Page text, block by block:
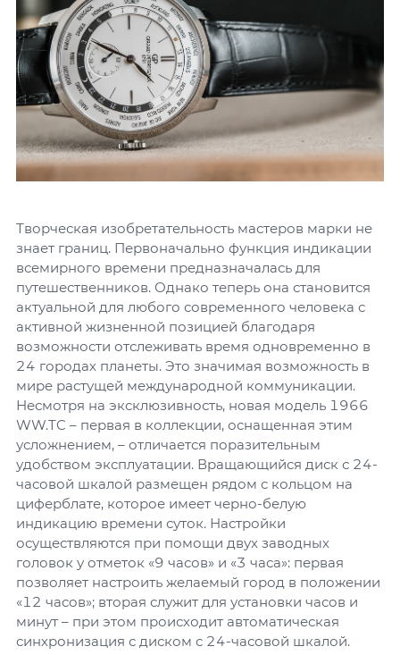
Творческая изобретательность мастеров марки не
знает границ. Первоначально функция индикации
всемирного времени предназначалась для
путешественников. Однако теперь она становится
актуальной для любого современного человека с
активной жизненной позицией благодаря
возможности отслеживать время одновременно в
24 городах планеты. Это значимая возможность в
мире растущей международной коммуникации.
Несмотря на эксклюзивность, новая модель 1966
WW.TC – первая в коллекции, оснащенная этим
усложнением, – отличается поразительным
удобством эксплуатации. Вращающийся диск с 24-
часовой шкалой размещен рядом с кольцом на
циферблате, которое имеет черно-белую
индикацию времени суток. Настройки
осуществляются при помощи двух заводных
головок у отметок «9 часов» и «3 часа»: первая
позволяет настроить желаемый город в положении
«12 часов»; вторая служит для установки часов и
минут – при этом происходит автоматическая
синхронизация с диском с 24-часовой шкалой.